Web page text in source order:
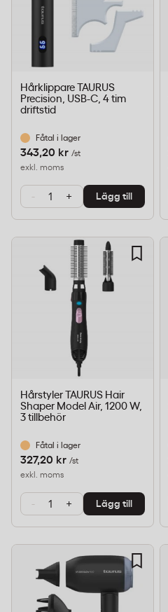
Hårklippare TAURUS
Precision, USB-C, 4 tim
driftstid
Fåtal i lager
343,20 kr /st
exkl. moms
- + Lägg till
Hårstyler TAURUS Hair
Shaper Model Air, 1200 W,
3 tillbehör
Fåtal i lager
327,20 kr /st
exkl. moms
- + Lägg till